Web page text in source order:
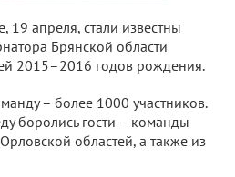
19 апреля, стали известны
Брянской области
2015–2016 годов рождения.
– более 1000 участников.
боролись гости – команды
областей, а также из